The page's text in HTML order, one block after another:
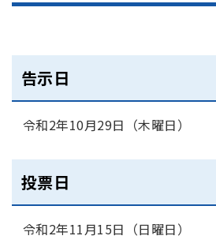
告示日
令和2年10月29日（木曜日）
投票日
令和2年11月15日（日曜日）